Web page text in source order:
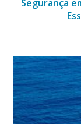
Segurança